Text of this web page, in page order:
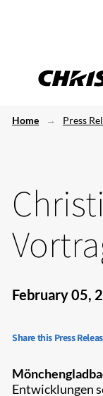
Home Press
February 05,
Share this Press
Entwicklungen